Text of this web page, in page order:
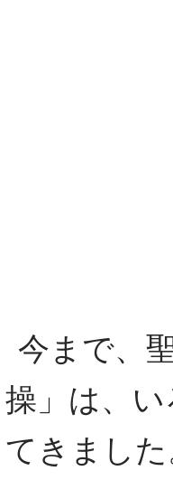
今まで、
操」は、
てきまし